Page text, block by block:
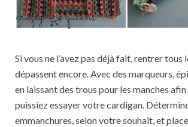
Si vous ne l’avez pas déjà fait, rentrer tous
dépassent encore. Avec des marqueurs,
en laissant des trous pour les manches afin
puissiez essayer votre cardigan.
emmanchures, selon votre souhait, et